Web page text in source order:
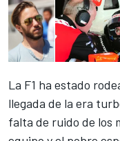
La F1 ha estado
llegada de la era
falta de ruido de los